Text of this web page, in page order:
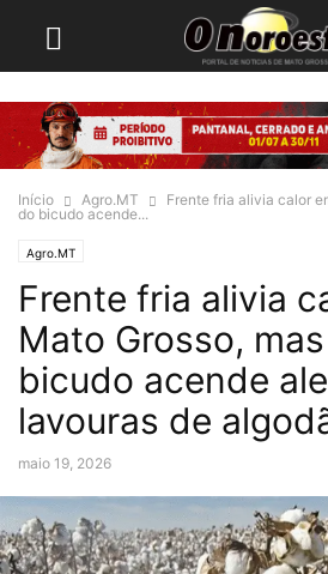
Início Agro.MT
Frente fria alivia calor
do bicudo acende...
Agro.MT
Frente fria alivia
Mato Grosso,
bicudo acende
lavouras de
maio 19, 2026